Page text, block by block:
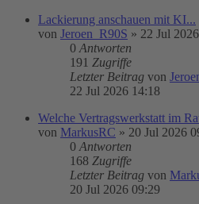
Lackierung anschauen mit KI...
von Jeroen_R90S » 22 Jul
0 Antworten
191 Zugriffe
Letzter Beitrag von
22 Jul 2026 14:18
Welche Vertragswerkstatt im
von MarkusRC » 20 Jul 2026
0 Antworten
168 Zugriffe
Letzter Beitrag von
20 Jul 2026 09:29